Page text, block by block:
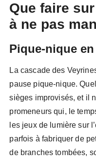
Que faire
à ne pas
Pique-nique
La cascade des
pause pique-nique.
sièges improvisés, et il
promeneurs qui, le
les jeux de lumière sur
parfois à fabriquer de
de branches tombées,